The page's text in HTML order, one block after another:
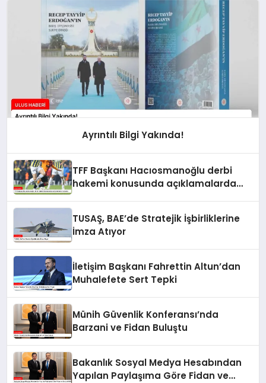
Ayrıntılı Bilgi Yakında!
TFF Başkanı Hacıosmanoğlu derbi
hakemi konusunda açıklamalarda
TUSAŞ, BAE’de Stratejik İşbirliklerine
İmza Atıyor
İletişim Başkanı Fahrettin Altun’dan
Muhalefete Sert Tepki
Münih Güvenlik Konferansı’nda
Barzani ve Fidan Buluştu
Bakanlık Sosyal Medya Hesabından
Yapılan Paylaşıma Göre Fidan ve